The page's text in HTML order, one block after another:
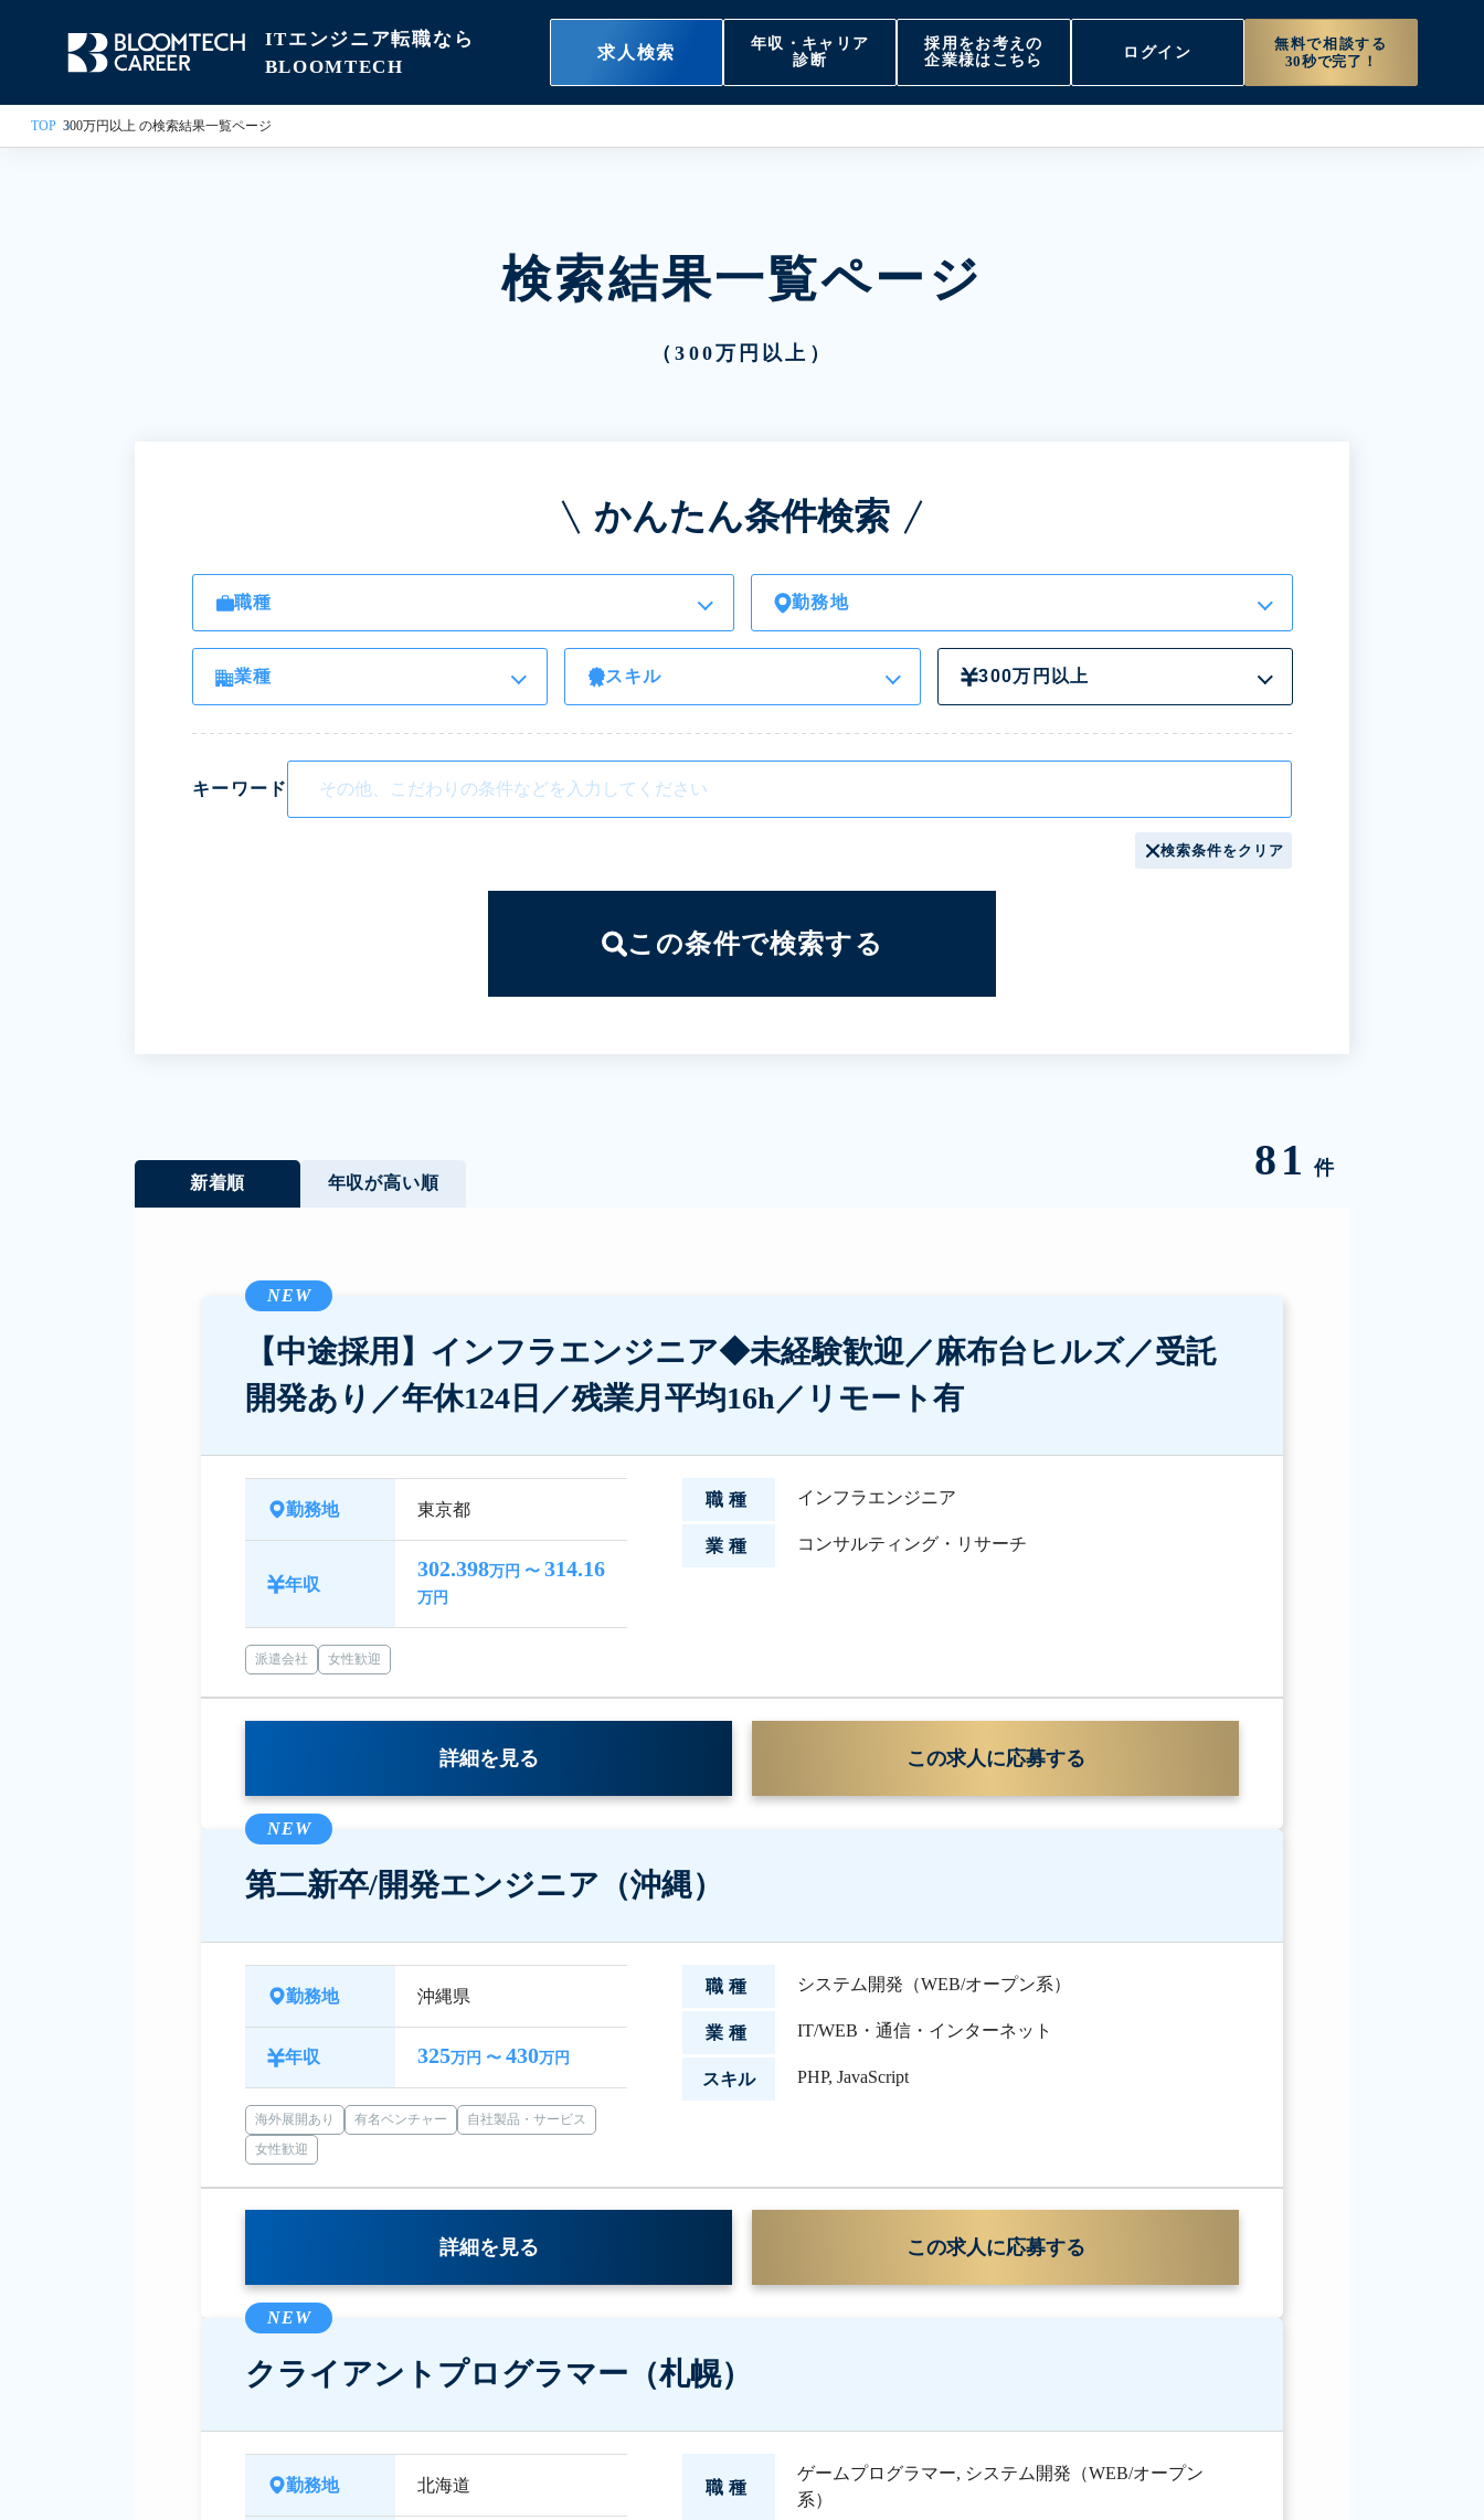
ITエンジニア転職なら
BLOOMTECH
求人検索
年収・キャリア
診断
採用をお考えの
企業様はこちら
ログイン
無料で相談する
30秒で完了！
TOP 300万円以上 の検索結果一覧ページ
検索結果一覧ページ
（300万円以上）
かんたん条件検索
職種 勤務地
業種 スキル 300万円以上
キーワード
検索条件をクリア
この条件で検索する
81 件
新着順 年収が高い順
NEW
【中途採用】インフラエンジニア◆未経験歓迎／麻布台ヒルズ／受託
開発あり／年休124日／残業月平均16h／リモート有
勤務地 東京都
年収
302.398万円 〜 314.16
万円
派遣会社 女性歓迎
職種 インフラエンジニア
業種 コンサルティング・リサーチ
詳細を見る この求人に応募する
NEW
第二新卒/開発エンジニア（沖縄）
勤務地 沖縄県
年収 325万円 〜 430万円
海外展開あり 有名ベンチャー
自社製品・サービス
女性歓迎
職種 システム開発（WEB/オープン系）
業種 IT/WEB・通信・インターネット
スキル PHP, JavaScript
詳細を見る この求人に応募する
NEW
クライアントプログラマー（札幌）
勤務地 北海道 職種
ゲームプログラマー, システム開発（WEB/オープン
系）